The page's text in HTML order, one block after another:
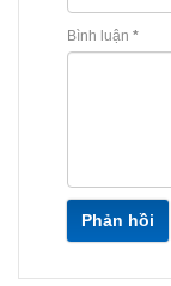
Bình luận *
Phản hồi